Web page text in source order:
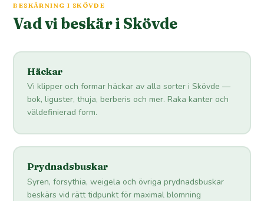
BESKÄRNING I SKÖVDE
Vad vi beskär i Skövde
Häckar
Vi klipper och formar häckar av alla sorter i Skövde —
bok, liguster, thuja, berberis och mer. Raka kanter och
väldefinierad form.
Prydnadsbuskar
Syren, forsythia, weigela och övriga prydnadsbuskar
beskärs vid rätt tidpunkt för maximal blomning